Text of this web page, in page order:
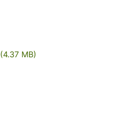
(4.37 MB)